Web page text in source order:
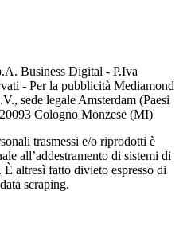
Business Digital - P.Iva
- Per la pubblicità Mediamond
sede legale Amsterdam (Paesi
Cologno Monzese (MI)
trasmessi e/o riprodotti è
all’addestramento di sistemi di
altresì fatto divieto espresso di
scraping.